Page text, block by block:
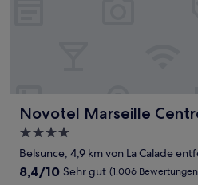
Novotel Marseille
Novotel Marseille Centre Gare
4.0-
Sterne-
Unterkunft
Belsunce, 4,9 km von La Calade
8.4
8,4/10 Sehr gut (1.006